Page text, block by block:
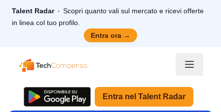
Talent Radar
Scopri quanto vali sul mercato e ricevi offerte
in linea col tuo profilo.
Entra ora →
TechCompenso
Entra nel Talent Radar